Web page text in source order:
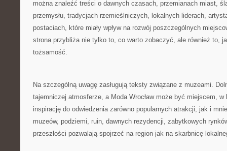
można znaleźć treści o dawnych czasach, przemianach miast,
przemysłu, tradycjach rzemieślniczych, lokalnych liderach,
postaciach, które miały wpływ na rozwój poszczególnych
strona przybliża nie tylko to, co warto zobaczyć, ale również to,
tożsamość.
Na szczególną uwagę zasługują teksty związane z muzeami.
tajemniczej atmosferze, a Moda Wrocław może być miejscem,
inspirację do odwiedzenia zarówno popularnych atrakcji, jak i
muzeów, podziemi, ruin, dawnych rezydencji, zabytkowych
przeszłości pozwalają spojrzeć na region jak na skarbnicę